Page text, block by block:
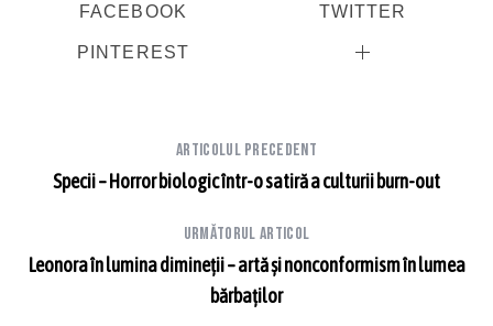
FACEBOOK TWITTER
PINTEREST
Articolul precedent
Specii – Horror biologic într-o satiră a culturii burn-out
Următorul articol
Leonora în lumina dimineții – artă și nonconformism în lumea
bărbaților